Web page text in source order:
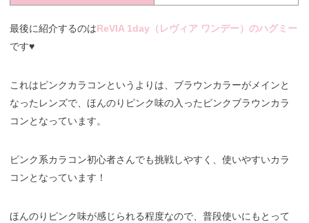
最後に紹介するのはReVIA 1day（レヴィア ワンデー）のハグミー
です♥
これはピンクカラコンというよりは、ブラウンカラーがメインと
なったレンズで、ほんのりピンク味の入ったピンクブラウンカラ
コンとなっています。
ピンク系カラコン初心者さんでも挑戦しやすく、使いやすいカラ
コンとなっています！
ほんのりピンク味が感じられる程度なので、普段使いにもとって